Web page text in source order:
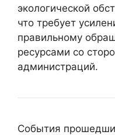
экологической
что требует
правильному
ресурсами со
администраций.
События